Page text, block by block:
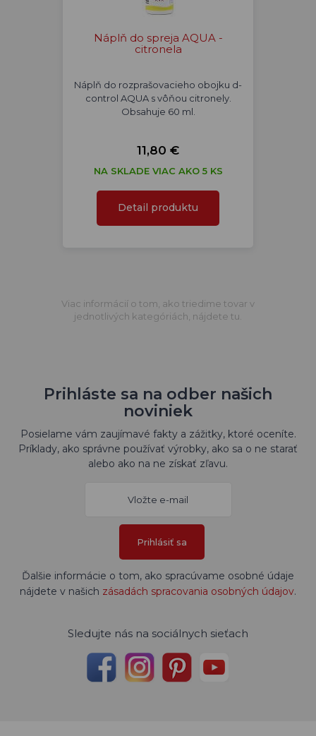
Náplň do spreja AQUA -
citronela
Náplň do rozprašovacieho obojku d-
control AQUA s vôňou citronely.
Obsahuje 60 ml.
11,80 €
NA SKLADE VIAC AKO 5 KS
Detail produktu
Viac informácií o tom, ako triedime tovar v
jednotlivých kategóriách, nájdete tu.
Prihláste sa na odber našich
noviniek
Posielame vám zaujímavé fakty a zážitky, ktoré oceníte.
Príklady, ako správne používať výrobky, ako sa o ne starať
alebo ako na ne získať zľavu.
Prihlásiť sa
Ďalšie informácie o tom, ako spracúvame osobné údaje
nájdete v našich zásadách spracovania osobných údajov.
Sledujte nás na sociálnych sieťach